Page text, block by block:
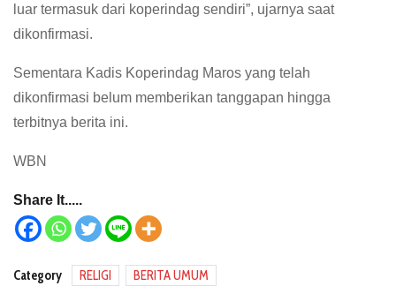
luar termasuk dari koperindag sendiri”, ujarnya saat
dikonfirmasi.
Sementara Kadis Koperindag Maros yang telah
dikonfirmasi belum memberikan tanggapan hingga
terbitnya berita ini.
WBN
Share It.....
Category RELIGI BERITA UMUM